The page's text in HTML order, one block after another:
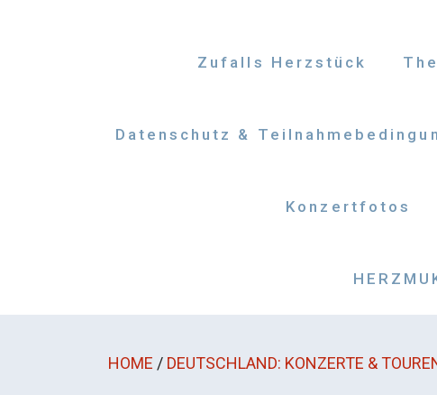
Zufalls Herzstück
Datenschutz &
Konzertfotos
HOME / DEUTSCHLAND: KONZERTE &